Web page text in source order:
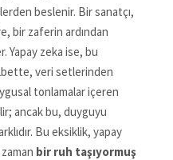
beslenir. Bir sanatçı,
bir zaferin ardından
Yapay zeka ise, bu
veri setlerinden
tonlamalar içeren
ancak bu, duyguyu
Bu eksiklik, yapay
bir ruh taşıyormuş